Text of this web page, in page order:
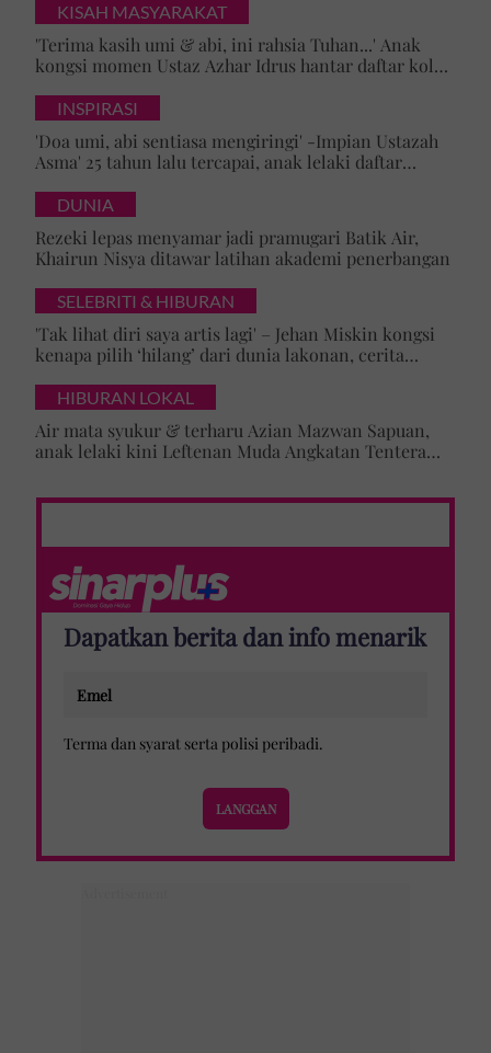
KISAH MASYARAKAT
'Terima kasih umi & abi, ini rahsia Tuhan...' Anak
kongsi momen Ustaz Azhar Idrus hantar daftar kolej,
INSPIRASI
'Doa umi, abi sentiasa mengiringi' -Impian Ustazah
Asma' 25 tahun lalu tercapai, anak lelaki daftar
DUNIA
Rezeki lepas menyamar jadi pramugari Batik Air,
Khairun Nisya ditawar latihan akademi penerbangan
SELEBRITI & HIBURAN
'Tak lihat diri saya artis lagi' – Jehan Miskin kongsi
kenapa pilih ‘hilang’ dari dunia lakonan, cerita
HIBURAN LOKAL
Air mata syukur & terharu Azian Mazwan Sapuan,
anak lelaki kini Leftenan Muda Angkatan Tentera
Dapatkan berita dan info menarik
Terma dan syarat serta polisi peribadi.